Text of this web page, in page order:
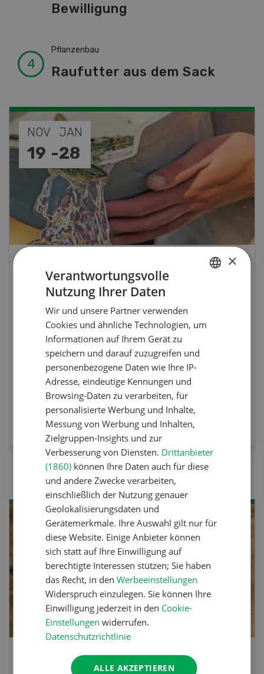
Bewilligung
Pflanzenbau
Raufutter aus dem Sack
NOV
19 -
JAN
28
Fachkurs Aquakultur
Sind Sie in der Fischzucht tätig oder
interessieren Sie sich für das Thema? In
diesem Fall ist unser FBA-Weiterbildungskurs
die perfekte Wahl für Sie. Der Abschluss lässt
sich mit einem Praktikum zum fachbezogenen,
berufsunabhängigen Ausweis erweitern.
MEHR ZUR VERANSTALTUNG
Frühlingsrollen
×
Verantwortungsvolle
Nutzung Ihrer Daten
Wir und unsere Partner verwenden
Cookies und ähnliche Technologien, um
Informationen auf Ihrem Gerät zu
speichern und darauf zuzugreifen und
personenbezogene Daten wie Ihre IP-
Adresse, eindeutige Kennungen und
Browsing-Daten zu verarbeiten, für
personalisierte Werbung und Inhalte,
Messung von Werbung und Inhalten,
Zielgruppen-Insights und zur
Verbesserung von Diensten. Drittanbieter
(1860) können Ihre Daten auch für diese
und andere Zwecke verarbeiten,
einschließlich der Nutzung genauer
Geolokalisierungsdaten und
Gerätemerkmale. Ihre Auswahl gilt nur für
diese Website. Einige Anbieter können
sich statt auf Ihre Einwilligung auf
berechtigte Interessen stützen; Sie haben
das Recht, in denWerbeeinstellungen
Widerspruch einzulegen. Sie können Ihre
Einwilligung jederzeit in den Cookie-
Einstellungen widerrufen.
Datenschutzrichtlinie
ALLE AKZEPTIEREN